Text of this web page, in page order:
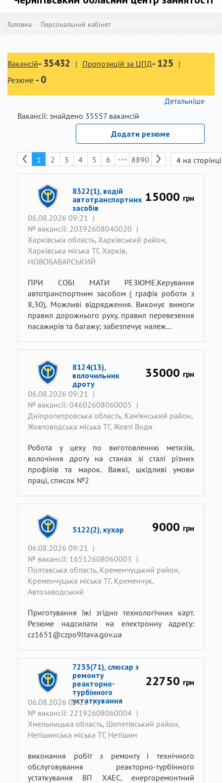
Головна Персональний кабінет
Вакансій- 35432 Пропозицій за ЦПД-125
Резюме -0
Детальніше
Вакансії: знайдено 35557 вакансій
Додати резюме
1 2 3 4 5 6 8890
8322(1), водій
автотранспортних
засобів
15000 грн
06.08.2026 09:21 |
№ вакансії: 20392608040020 |
Харківська область, Харківський район,
Харківська міська ТГ, Харків,
НОВОБАВАРСЬКИЙ
ПРИ СОБІ МАТИ РЕЗЮМЕ.Керування
автотранспортним засобом ( графік роботи з
8,30), Можливі відрядження. Виконує вимоги
правил дорожнього руху, правил перевезення
пасажирів та багажу; забезпечує належ...
8124(13),
волочильник
дроту
35000 грн
06.08.2026 09:21 |
№ вакансії: 04602608060005 |
Дніпропетровська область, Кам’янський район,
Жовтоводська міська ТГ, Жовті Води
Робота у цеху по виготовленню метизів,
волочіння дроту на станах зі сталі різних
профілів та марок. Важкі, шкідливі умови
праці, список №2
5122(2), кухар 9000 грн
06.08.2026 09:21 |
№ вакансії: 16512608060003 |
Полтавська область, Кременчуцький район,
Кременчуцька міська ТГ, Кременчук,
Автозаводський
Приготування їжі згідно технологічних карт.
Резюме надсилати на електронну адресу:
cz1651@czpo9ltava.gov.ua
7233(71), слюсар з
ремонту
реакторно-
турбінного
устаткування
22750 грн
06.08.2026 09:21 |
№ вакансії: 22192608060004 |
Хмельницька область, Шепетівський район,
Нетішинська міська ТГ, Нетішин
виконання робіт з ремонту і технічного
обслуговування реакторно-турбінного
устаткування ВП ХАЕС, енергоремонтний